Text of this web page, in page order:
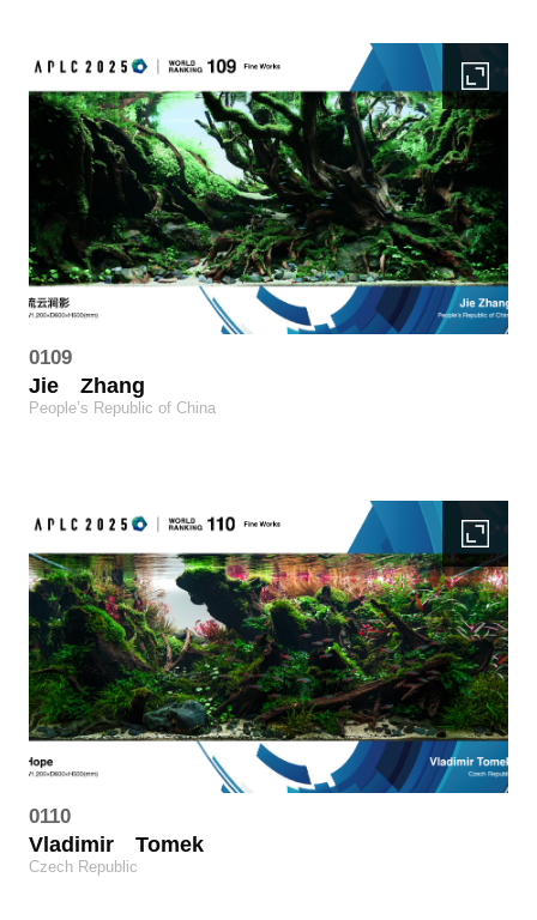
0109
Jie Zhang
People’s Republic of China
0110
Vladimir Tomek
Czech Republic